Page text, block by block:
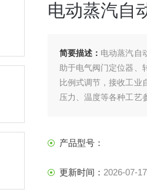
电动蒸汽自
简要描述： 电动蒸汽自
助于电气阀门定位器、
比例式调节，接收工业
压力、温度等各种工艺
产品型号：
更新时间： 2026-07-17